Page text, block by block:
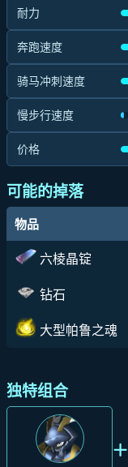
耐力
奔跑速度
骑马冲刺速度
慢步行速度
价格
可能的掉落
物品
六棱晶锭
钻石
大型帕鲁之魂
独特组合
+